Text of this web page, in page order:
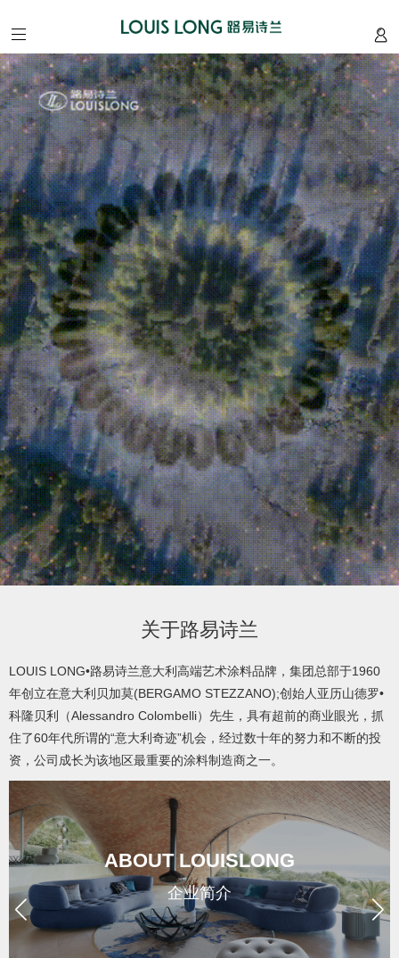
home
/
首
页
about
/
我
们
product
/
产
品
频
brand
形
关于路易诗兰
LOUIS LONG•路易诗兰意大利高端艺术涂料品牌，集团总部于1960
年创立在意大利贝加莫(BERGAMO STEZZANO);创始人亚历山德罗•
科隆贝利（Alessandro Colombelli）先生，具有超前的商业眼光，抓
住了60年代所谓的“意大利奇迹”机会，经过数十年的努力和不断的投
资，公司成长为该地区最重要的涂料制造商之一。
ABOUT LOUISLONG
企业简介